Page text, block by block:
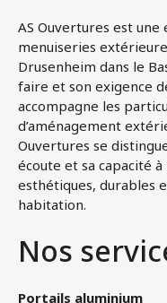
AS Ouvertures est
menuiseries
Drusenheim dans le
faire et son exigence
accompagne les
d’aménagement
Ouvertures se
écoute et sa capacité
esthétiques, durables
habitation.
Nos
Portails aluminium